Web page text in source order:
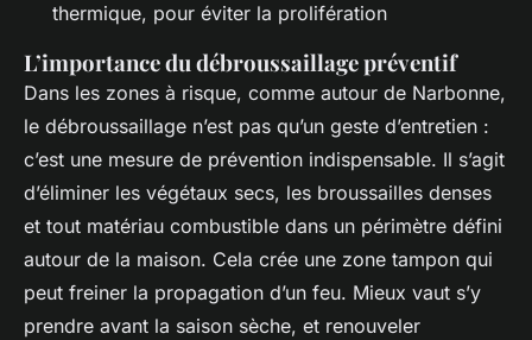
thermique, pour éviter la prolifération
L’importance du débroussaillage préventif
Dans les zones à risque, comme autour de Narbonne,
le débroussaillage n’est pas qu’un geste d’entretien :
c’est une mesure de prévention indispensable. Il s’agit
d’éliminer les végétaux secs, les broussailles denses
et tout matériau combustible dans un périmètre défini
autour de la maison. Cela crée une zone tampon qui
peut freiner la propagation d’un feu. Mieux vaut s’y
prendre avant la saison sèche, et renouveler